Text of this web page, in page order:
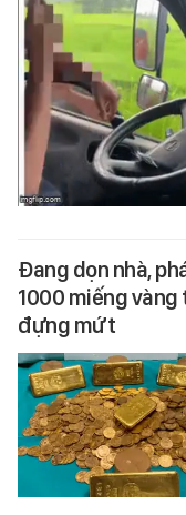
Đang dọn nhà,
1000 miếng
đựng mứt